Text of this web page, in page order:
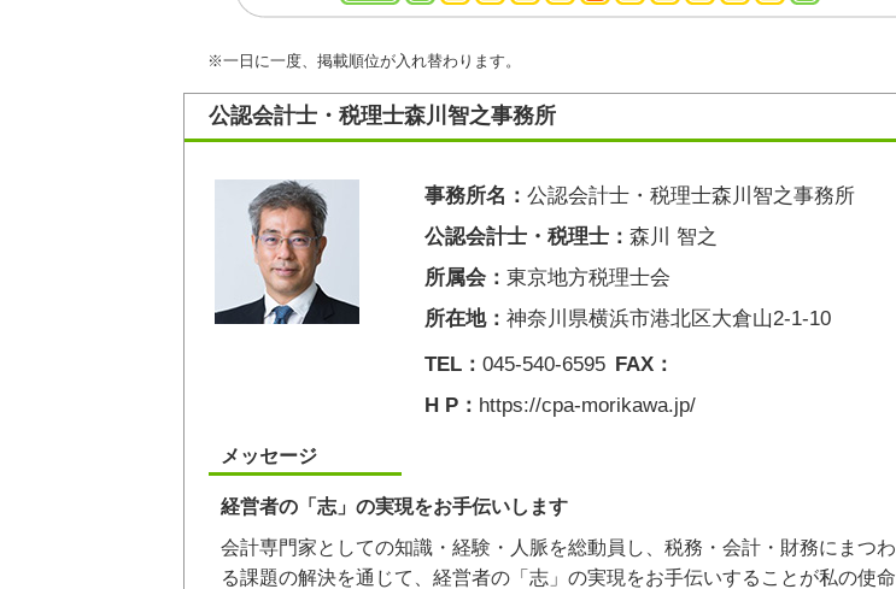
※一日に一度、掲載順位が入れ替わります。
公認会計士・税理士森川智之事務所
事務所名： 公認会計士・税理士森川智之事務所
公認会計士・税理士： 森川 智之
所属会： 東京地方税理士会
所在地： 神奈川県横浜市港北区大倉山2-1-10
TEL： 045-540-6595 FAX：
H P： https://cpa-morikawa.jp/
メッセージ
経営者の「志」の実現をお手伝いします
会計専門家としての知識・経験・人脈を総動員し、税務・会計・財務にまつわ
る課題の解決を通じて、経営者の「志」の実現をお手伝いすることが私の使命